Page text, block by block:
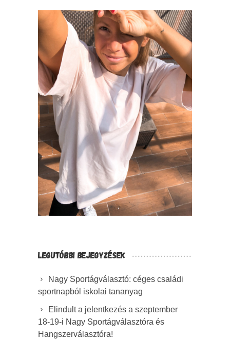
LEGUTÓBBI BEJEGYZÉSEK
Nagy Sportágválasztó: céges családi
sportnapból iskolai tananyag
Elindult a jelentkezés a szeptember
18-19-i Nagy Sportágválasztóra és
Hangszerválasztóra!